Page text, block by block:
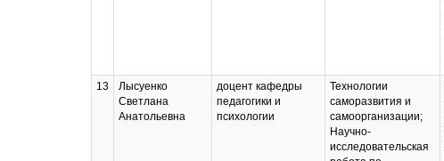
13
Лысуенко
Светлана
Анатольевна
доцент кафедры
педагогики и
психологии
Технологии
саморазвития и
самоорганизации;
Научно-
исследовательская